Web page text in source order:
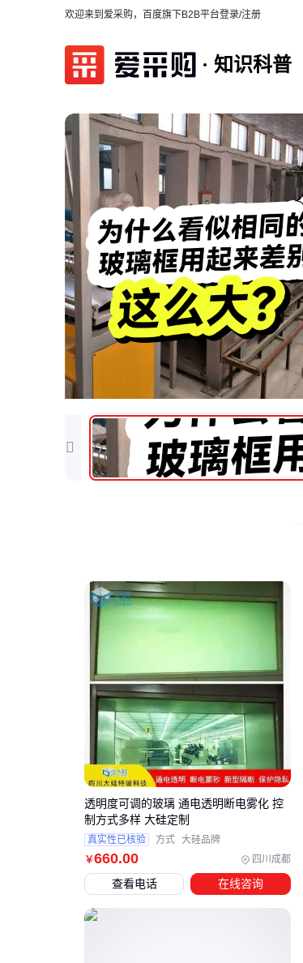
欢迎来到爱采购，百度旗下B2B平台登录/注册
知识科普
￥660.00 四川成都
透明度可调的玻璃 通电透明断电雾化 控
制方式多样 大硅定制
真实性已核验 方式 大硅品牌
查看电话 在线咨询